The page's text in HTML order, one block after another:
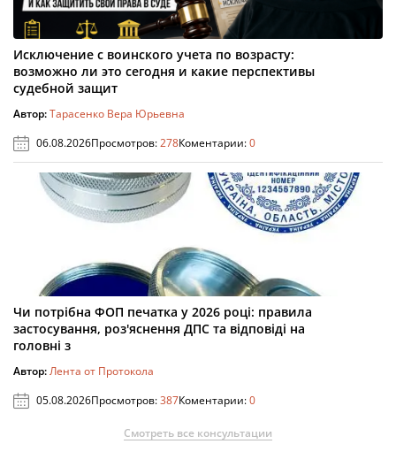
Исключение с воинского учета по возрасту:
возможно ли это сегодня и какие перспективы
судебной защит
Автор:Тарасенко Вера Юрьевна
06.08.2026Просмотров:278Коментарии:0
Чи потрібна ФОП печатка у 2026 році: правила
застосування, роз'яснення ДПС та відповіді на
головні з
Автор:Лента от Протокола
05.08.2026Просмотров:387Коментарии:0
Смотреть все консультации